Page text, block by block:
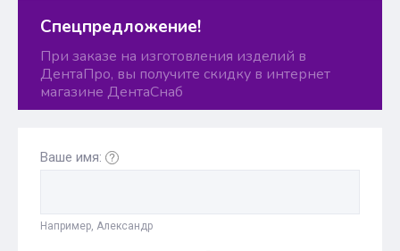
Спецпредложение!
При заказе на изготовления изделий в
ДентаПро, вы получите скидку в интернет
магазине ДентаСнаб
Ваше имя:
Например, Александр